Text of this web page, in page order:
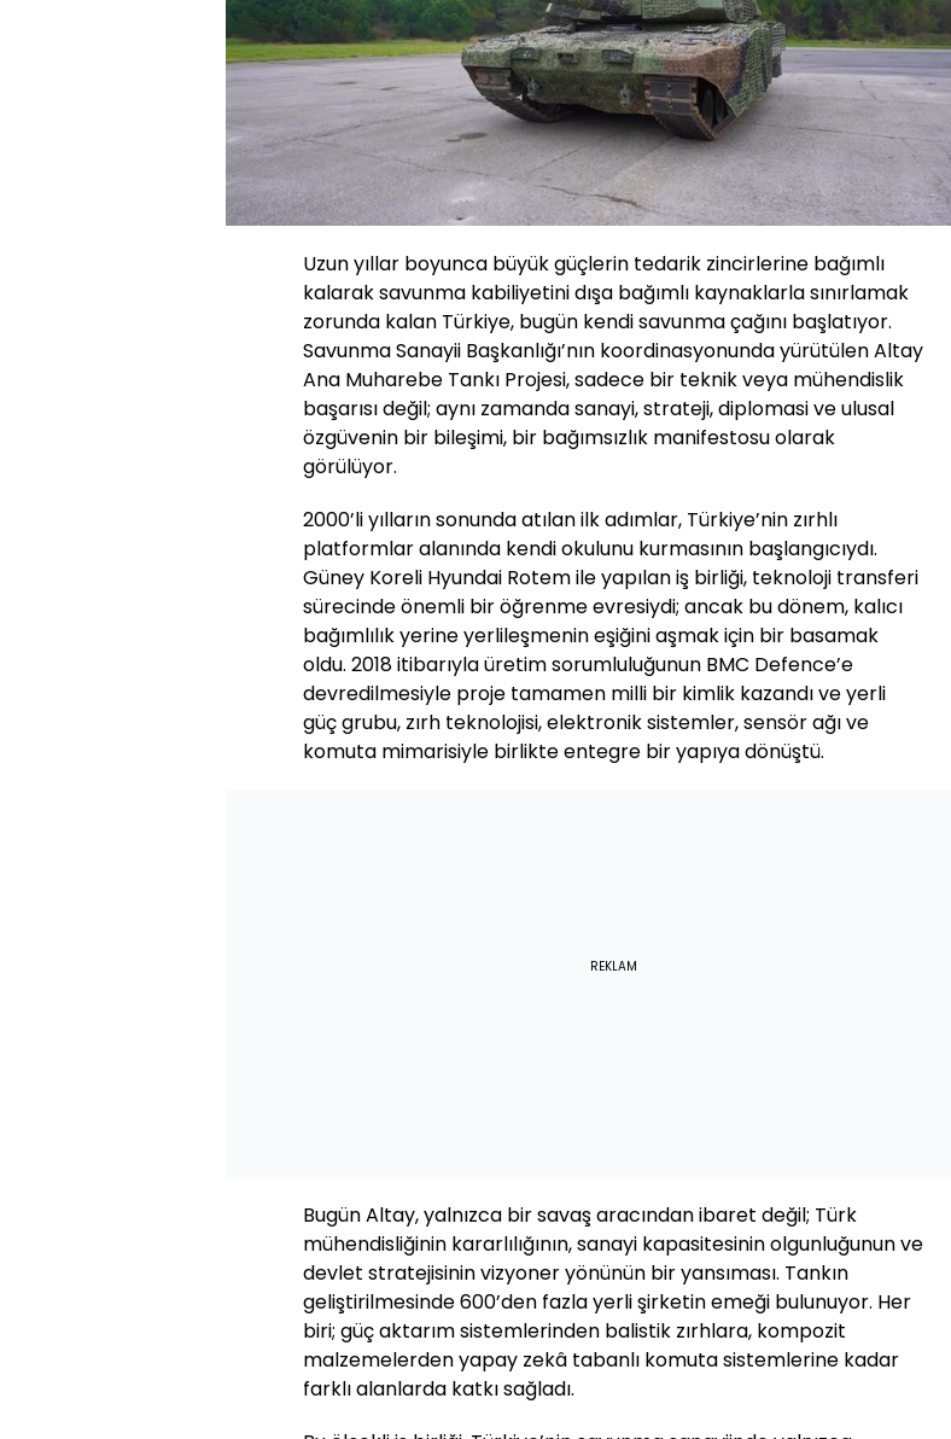
Uzun yıllar boyunca büyük güçlerin tedarik zincirlerine bağımlı
kalarak savunma kabiliyetini dışa bağımlı kaynaklarla sınırlamak
zorunda kalan Türkiye, bugün kendi savunma çağını başlatıyor.
Savunma Sanayii Başkanlığı’nın koordinasyonunda yürütülen Altay
Ana Muharebe Tankı Projesi, sadece bir teknik veya mühendislik
başarısı değil; aynı zamanda sanayi, strateji, diplomasi ve ulusal
özgüvenin bir bileşimi, bir bağımsızlık manifestosu olarak
görülüyor.
2000’li yılların sonunda atılan ilk adımlar, Türkiye’nin zırhlı
platformlar alanında kendi okulunu kurmasının başlangıcıydı.
Güney Koreli Hyundai Rotem ile yapılan iş birliği, teknoloji transferi
sürecinde önemli bir öğrenme evresiydi; ancak bu dönem, kalıcı
bağımlılık yerine yerlileşmenin eşiğini aşmak için bir basamak
oldu. 2018 itibarıyla üretim sorumluluğunun BMC Defence’e
devredilmesiyle proje tamamen milli bir kimlik kazandı ve yerli
güç grubu, zırh teknolojisi, elektronik sistemler, sensör ağı ve
komuta mimarisiyle birlikte entegre bir yapıya dönüştü.
REKLAM
Bugün Altay, yalnızca bir savaş aracından ibaret değil; Türk
mühendisliğinin kararlılığının, sanayi kapasitesinin olgunluğunun ve
devlet stratejisinin vizyoner yönünün bir yansıması. Tankın
geliştirilmesinde 600’den fazla yerli şirketin emeği bulunuyor. Her
biri; güç aktarım sistemlerinden balistik zırhlara, kompozit
malzemelerden yapay zekâ tabanlı komuta sistemlerine kadar
farklı alanlarda katkı sağladı.